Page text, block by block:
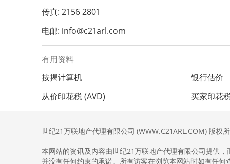
传真: 2156 2801
电邮: info@c21arl.com
有用资料
按揭计算机
银行估价
从价印花税 (AVD)
买家印花
世纪21万联地产代理有限公司 (WWW.C21ARL.COM) 版权
本网站的资讯及内容由世纪21万联地产代理有限公司提供
并没有任何约束的承诺。所有访客在浏览本网站时如有任